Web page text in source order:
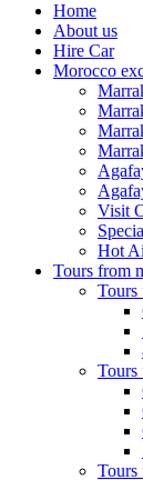
Home
About us
Hire Car
Morocco
Visit
Hot
Tours from
Tours
Tours
Tours